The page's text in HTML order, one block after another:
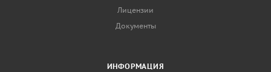
Лицензии
Документы
ИНФОРМАЦИЯ